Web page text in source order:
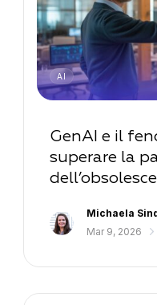
AI
GenAI e il
superare la
Michaela
Mar 9, 2026